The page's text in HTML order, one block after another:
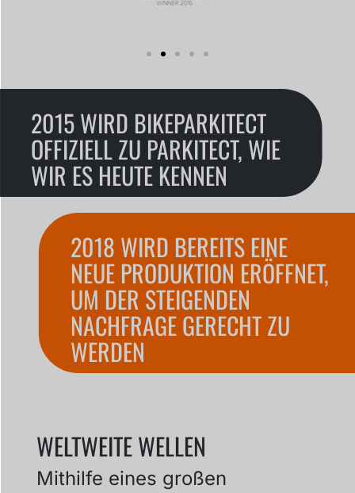
2015 WIRD BIKEPARKITECT
OFFIZIELL ZU PARKITECT, WIE
WIR ES HEUTE KENNEN
2018 WIRD BEREITS EINE
NEUE PRODUKTION ERÖFFNET,
UM DER STEIGENDEN
NACHFRAGE GERECHT ZU
WERDEN
WELTWEITE WELLEN
Mithilfe eines großen